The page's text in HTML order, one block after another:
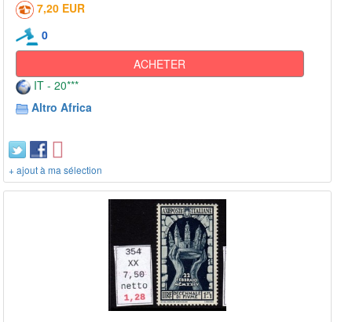
7,20 EUR
0
ACHETER
IT - 20***
Altro Africa
+ ajout à ma sélection